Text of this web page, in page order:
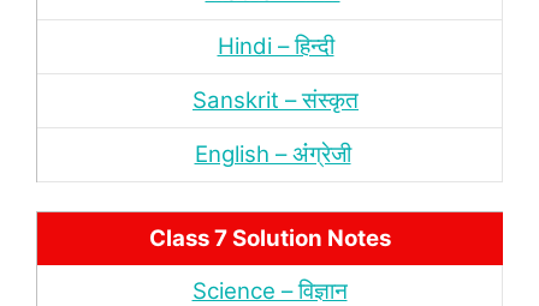
Hindi – हिन्‍दी
Sanskrit – संस्‍कृत
English – अंंग्रेजी
Class 7 Solution Notes
Science – विज्ञान